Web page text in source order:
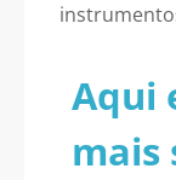
Aqui
mais